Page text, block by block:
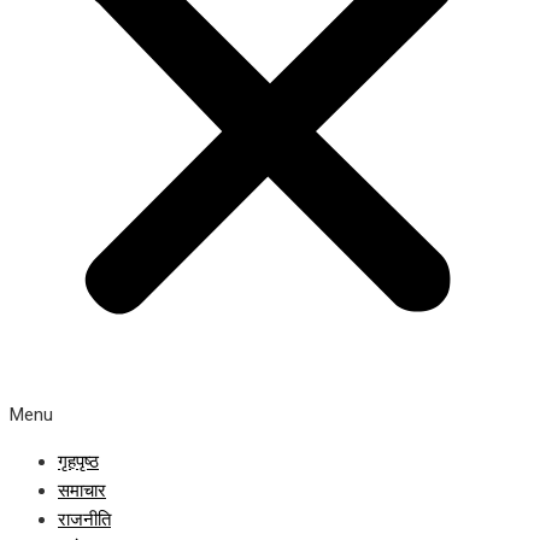
Menu
गृहपृष्ठ
समाचार
राजनीति